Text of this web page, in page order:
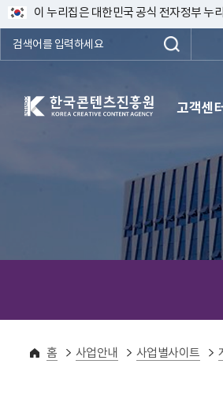
이 누리집은 대한민국 공식 전자정부 누
한국콘텐츠진흥원 KOREA CREATIVE CONTENT AGENCY 고객센터
홈 사업안내 사업별사이트